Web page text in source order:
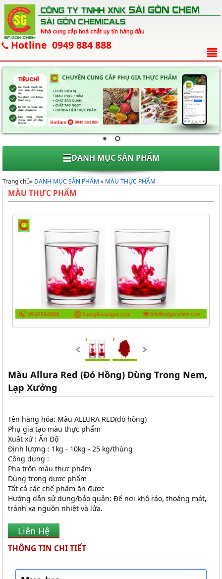
Hotline 0949 884 888
☰DANH MỤC SẢN PHẨM
Trang chủ» DANH MỤC SẢN PHẨM » MÀU THỰC PHẨM
MÀU THỰC PHẨM
Màu Allura Red (Đỏ Hồng) Dùng Trong Nem,
Lạp Xưởng
Tên hàng hóa: Màu ALLURA RED(đỏ hồng)
Phụ gia tạo màu thực phẩm
Xuất xứ : Ấn Độ
Định lượng : 1kg - 10kg - 25 kg/thùng
Công dụng :
Pha trộn màu thực phẩm
Dùng trong dược phẩm
Tất cả các chế phẩm ăn được
Hướng dẫn sử dụng/bảo quản: Để nơi khô ráo, thoáng mát,
tránh xa nguồn nhiệt và lửa.
Liên Hệ
THÔNG TIN CHI TIẾT